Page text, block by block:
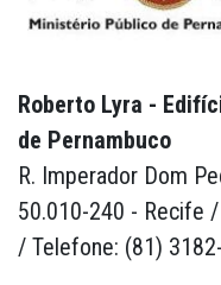
Roberto Lyra -
de Pernambuco
R. Imperador Dom
50.010-240 - Recife
/ Telefone: (81)